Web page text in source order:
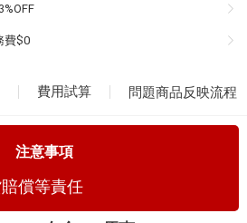
費$0
費用試算 問題商品反映流程
注意事項
償等責任